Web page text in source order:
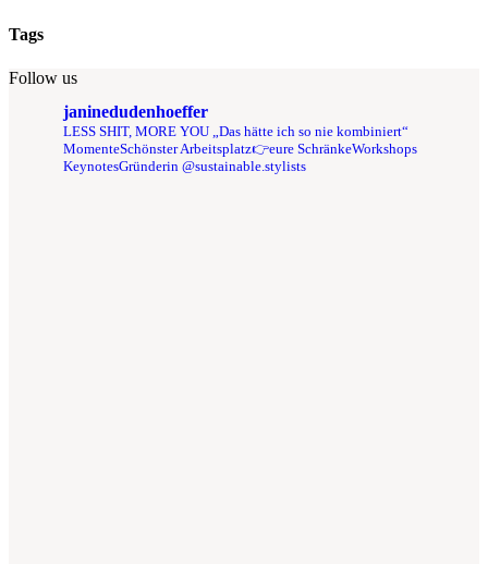
Tags
Follow us
janinedudenhoeffer
LESS SHIT, MORE YOU „Das hätte ich so nie kombiniert“
MomenteSchönster Arbeitsplatz👉eure SchränkeWorkshops
KeynotesGründerin @sustainable.stylists